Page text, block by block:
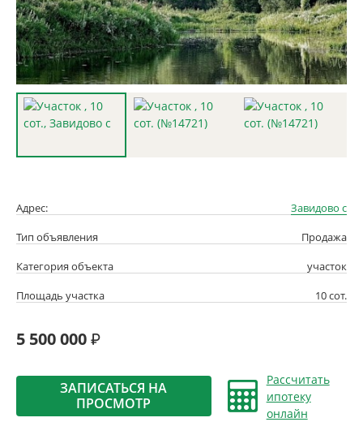
Адрес:
Завидово с
Тип объявления
Продажа
Категория объекта
участок
Площадь участка
10 сот.
5 500 000
ЗАПИСАТЬСЯ НА
ПРОСМОТР
Рассчитать
ипотеку
онлайн